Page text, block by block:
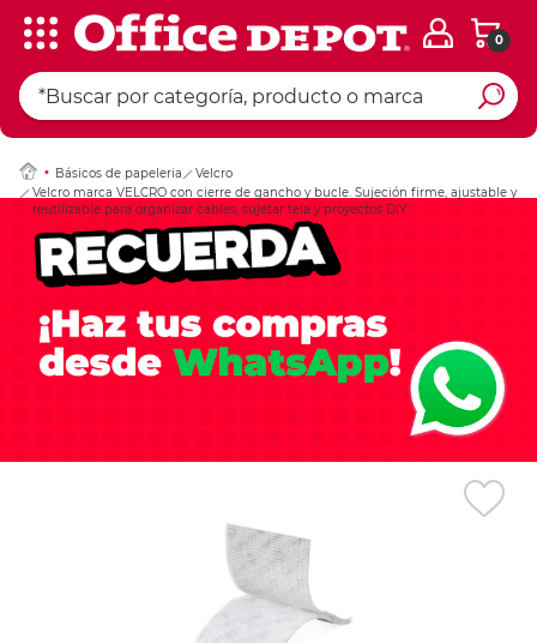
0
Básicos de papeleria
Velcro
Velcro marca VELCRO con cierre de gancho y bucle. Sujeción firme, ajustable y
reutilizable para organizar cables, sujetar tela y proyectos DIY.
Ingresar Codigo